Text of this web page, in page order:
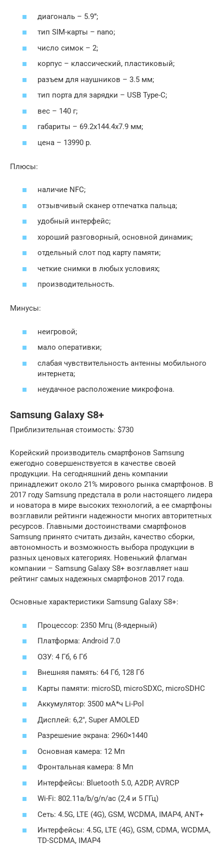
диагональ – 5.9”;
тип SIM-карты – nano;
число симок – 2;
корпус – классический, пластиковый;
разъем для наушников – 3.5 мм;
тип порта для зарядки – USB Type-C;
вес – 140 г;
габариты – 69.2х144.4х7.9 мм;
цена – 13990 р.
Плюсы:
наличие NFC;
отзывчивый сканер отпечатка пальца;
удобный интерфейс;
хороший разговорный, основной динамик;
отдельный слот под карту памяти;
четкие снимки в любых условиях;
производительность.
Минусы:
неигровой;
мало оперативки;
слабая чувствительность антенны мобильного
интернета;
неудачное расположение микрофона.
Samsung Galaxy S8+
Приблизительная стоимость: $730
Корейский производитель смартфонов Samsung
ежегодно совершенствуется в качестве своей
продукции. На сегодняшний день компании
принадлежит около 21% мирового рынка смартфонов. В
2017 году Samsung предстала в роли настоящего лидера
и новатора в мире высоких технологий, а ее смартфоны
возглавили рейтинги надежности многих авторитетных
ресурсов. Главными достоинствами смартфонов
Samsung принято считать дизайн, качество сборки,
автономность и возможность выбора продукции в
разных ценовых категориях. Новенький флагман
компании – Samsung Galaxy S8+ возглавляет наш
рейтинг самых надежных смартфонов 2017 года.
Основные характеристики Samsung Galaxy S8+:
Процессор: 2350 Мгц (8-ядерный)
Платформа: Android 7.0
ОЗУ: 4 Гб, 6 Гб
Внешняя память: 64 Гб, 128 Гб
Карты памяти: microSD, microSDXC, microSDHC
Аккумулятор: 3500 мА*ч Li-Pol
Дисплей: 6,2″, Super AMOLED
Разрешение экрана: 2960×1440
Основная камера: 12 Мп
Фронтальная камера: 8 Мп
Интерфейсы: Bluetooth 5.0, A2DP, AVRCP
Wi-Fi: 802.11a/b/g/n/ac (2,4 и 5 ГГц)
Сеть: 4.5G, LTE (4G), GSM, WCDMA, IMAP4, ANT+
Интерфейсы: 4.5G, LTE (4G), GSM, CDMA, WCDMA,
TD-SCDMA, IMAP4